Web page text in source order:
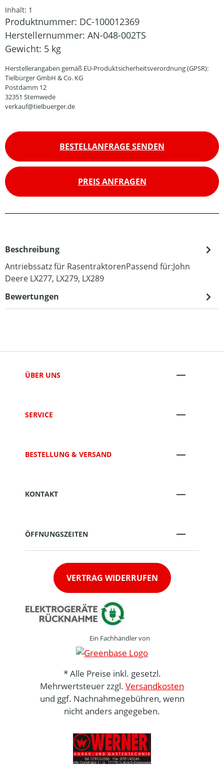
Inhalt: 1
Produktnummer: DC-100012369
Herstellernummer: AN-048-002TS
Gewicht: 5 kg
Herstellerangaben gemäß EU-Produktsicherheitsverordnung (GPSR):
Tielbürger GmbH & Co. KG
Postdamm 12
32351 Stemwede
verkauf@tielbuerger.de
BESTELLANFRAGE SENDEN
PREIS ANFRAGEN
Beschreibung
Antriebssatz für RasentraktorenPassend für:John
Deere LX277, LX279, LX289
Bewertungen
ÜBER UNS
SERVICE
BESTELLUNG & VERSAND
KONTAKT
ÖFFNUNGSZEITEN
VERTRAG WIDERRUFEN
Ein Fachhändler von
* Alle Preise inkl. gesetzl.
Mehrwertsteuer zzgl. Versandkosten
und ggf. Nachnahmegebühren, wenn
nicht anders angegeben.